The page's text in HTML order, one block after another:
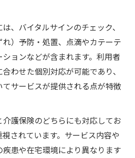
、バイタルサインのチェック、
）予防・処置、点滴やカテーテ
ョンなどが含まれます。利用者
わせた個別対応が可能であり、
サービスが提供される点が特徴
護保険のどちらにも対応してお
されています。サービス内容や
患や在宅環境により異なります